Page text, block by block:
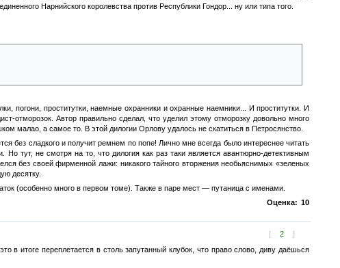
Нарнийского королевства против Республики Гондор... ну или типа того.
погони, проститутки, наемные охранники и охранные наемники... И проститутки. И
отморозок. Автор правильно сделал, что уделил этому отморозку довольно много
малао, а самое то. В этой дилогии Орлову удалось не скатиться в Петросянство.
без сладкого и получит ремнем по попе! Лично мне всегда было интереснее читать
тут, не смотря на то, что дилогия как раз таки является авантюрно-детективным
без своей фирменной лажи: никакого тайного вторжения необьяснимых «зеленых
десятку.
(особенно много в первом томе). Также в паре мест — путаница с именами.
Оценка: 10
[ 2 ]
в итоге переплетается в столь запутанный клубок, что право слово, диву даёшься